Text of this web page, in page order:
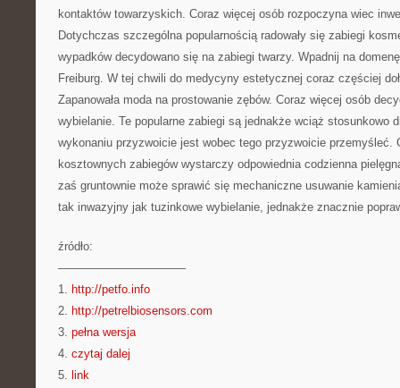
kontaktów towarzyskich. Coraz więcej osób rozpoczyna wiec
Dotychczas szczególna popularnością radowały się zabiegi
wypadków decydowano się na zabiegi twarzy. Wpadnij na
Freiburg. W tej chwili do medycyny estetycznej coraz częściej
Zapanowała moda na prostowanie zębów. Coraz więcej osób
wybielanie. Te popularne zabiegi są jednakże wciąż stosunkowo
wykonaniu przyzwoicie jest wobec tego przyzwoicie przemyśleć.
kosztownych zabiegów wystarczy odpowiednia codzienna
zaś gruntownie może sprawić się mechaniczne usuwanie
tak inwazyjny jak tuzinkowe wybielanie, jednakże znacznie
źródło:
———————————
1. http://petfo.info
2. http://petrelbiosensors.com
3. pełna wersja
4. czytaj dalej
5. link